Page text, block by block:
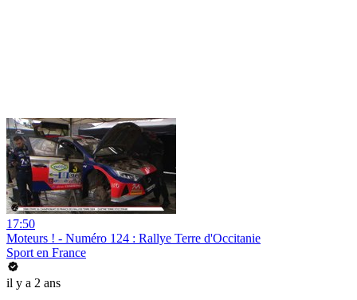
17:50
Moteurs ! - Numéro 124 : Rallye Terre d'Occitanie
Sport en France
il y a 2 ans